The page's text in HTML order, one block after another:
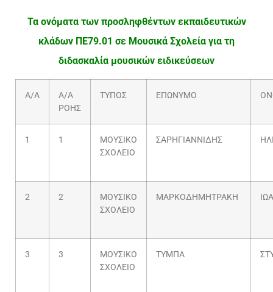
Τα ονόματα των προσληφθέντων εκπαιδευτικών
κλάδων ΠΕ79.01 σε Μουσικά Σχολεία για τη
διδασκαλία μουσικών ειδικεύσεων
Α/Α
Α/Α
ΡΟΗΣ
ΤΥΠΟΣ ΕΠΩΝΥΜΟ
1 1
ΜΟΥΣΙΚΟ
ΣΧΟΛΕΙΟ
ΣΑΡΗΓΙΑΝΝΙΔΗΣ
2 2
ΜΟΥΣΙΚΟ
ΣΧΟΛΕΙΟ
ΜΑΡΚΟΔΗΜΗΤΡΑΚΗ
3 3
ΜΟΥΣΙΚΟ
ΣΧΟΛΕΙΟ
ΤΥΜΠΑ